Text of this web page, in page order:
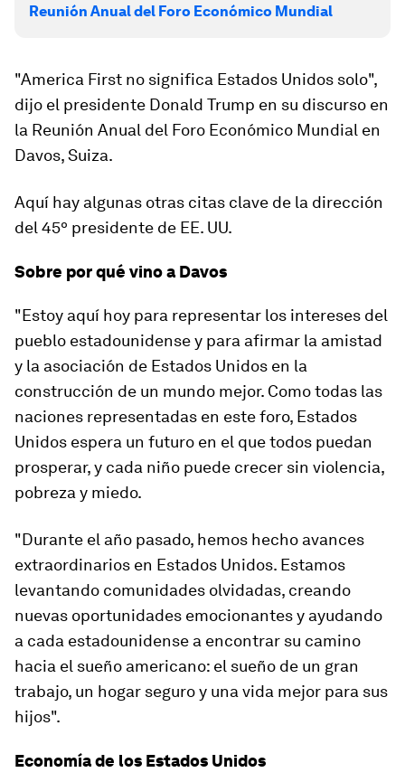
Reunión Anual del Foro Económico Mundial
"America First no significa Estados Unidos solo",
dijo el presidente Donald Trump en su discurso en
la Reunión Anual del Foro Económico Mundial en
Davos, Suiza.
Aquí hay algunas otras citas clave de la dirección
del 45º presidente de EE. UU.
Sobre por qué vino a Davos
"Estoy aquí hoy para representar los intereses del
pueblo estadounidense y para afirmar la amistad
y la asociación de Estados Unidos en la
construcción de un mundo mejor. Como todas las
naciones representadas en este foro, Estados
Unidos espera un futuro en el que todos puedan
prosperar, y cada niño puede crecer sin violencia,
pobreza y miedo.
"Durante el año pasado, hemos hecho avances
extraordinarios en Estados Unidos. Estamos
levantando comunidades olvidadas, creando
nuevas oportunidades emocionantes y ayudando
a cada estadounidense a encontrar su camino
hacia el sueño americano: el sueño de un gran
trabajo, un hogar seguro y una vida mejor para sus
hijos".
Economía de los Estados Unidos